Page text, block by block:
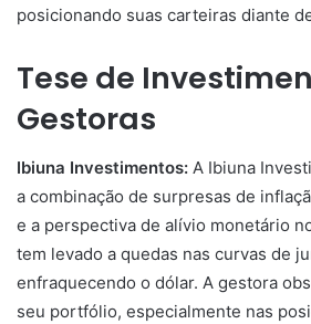
posicionando suas carteiras diante
Tese de
Gestoras
Ibiuna Investimentos: A Ibiuna
a combinação de surpresas de
e a perspectiva de alívio monetário
tem levado a quedas nas curvas de
enfraquecendo o dólar. A gestora
seu portfólio, especialmente nas